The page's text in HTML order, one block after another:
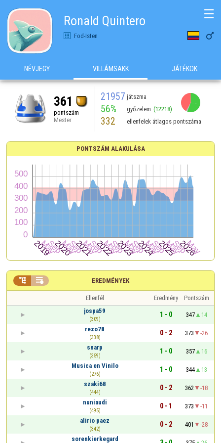
Ronald Quintero
Fod-Isten 
☰
NÉVJEGY VILLÁMSAKK JÁTÉKOK
361
pontszám
Mester
21957 játszma
56% győzelem (12218)
332 ellenfelek átlagos pontszáma
PONTSZÁM ALAKULÁSA
EREDMÉNYEK
 
Ellenfél Eredmény
Pontszám
jospa59
(309)
1 - 0 347
14
rezo78
(338)
0 - 2 373
-26
snarp
(359)
1 - 0 357
16
Musica en Vinilo
(276)
1 - 0 344
13
szaki68
(444)
0 - 2 362
-18
nuniaudi
(495)
0 - 1 373
-11
alirio paez
(342)
0 - 2 401
-28
sorenkierkegard